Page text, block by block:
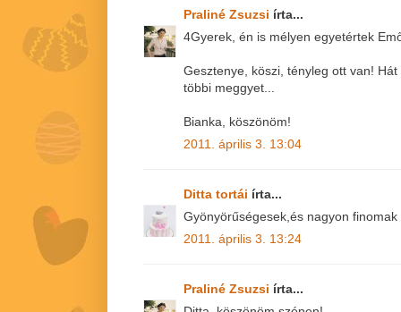
Praliné Zsuzsi írta...
4Gyerek, én is mélyen egyetértek
Gesztenye, köszi, tényleg ott van!
többi meggyet...
Bianka, köszönöm!
2011. április 3. 13:04
Ditta tortái írta...
Gyönyörűségesek,és nagyon finomak
2011. április 3. 13:24
Praliné Zsuzsi írta...